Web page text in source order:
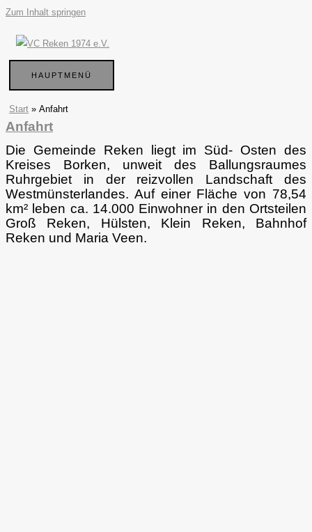
Zum Inhalt springen
HAUPTMENÜ
Start Anfahrt
Anfahrt
Die Gemeinde Reken liegt im Süd- Osten des
Kreises Borken, unweit des Ballungsraumes
Ruhrgebiet in der reizvollen Landschaft des
Westmünsterlandes. Auf einer Fläche von 78,54
km² leben ca. 14.000 Einwohner in den Ortsteilen
Groß Reken, Hülsten, Klein Reken, Bahnhof
Reken und Maria Veen.